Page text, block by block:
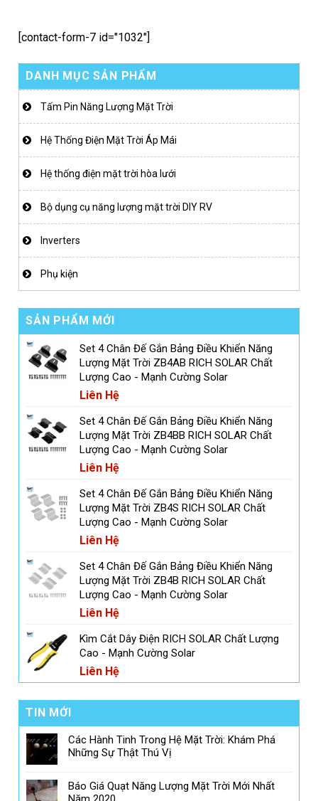
[contact-form-7 id="1032"]
DANH MỤC SẢN PHẨM
Tấm Pin Năng Lượng Mặt Trời
Hệ Thống Điện Mặt Trời Áp Mái
Hệ thống điện mặt trời hòa lưới
Bộ dụng cụ năng lượng mặt trời DIY RV
Inverters
Phụ kiện
SẢN PHẨM MỚI
Set 4 Chân Đế Gắn Bảng Điều Khiển Năng
Lượng Mặt Trời ZB4AB RICH SOLAR Chất
Lượng Cao - Mạnh Cường Solar
Liên Hệ
Set 4 Chân Đế Gắn Bảng Điều Khiển Năng
Lượng Mặt Trời ZB4BB RICH SOLAR Chất
Lượng Cao - Mạnh Cường Solar
Liên Hệ
Set 4 Chân Đế Gắn Bảng Điều Khiển Năng
Lượng Mặt Trời ZB4S RICH SOLAR Chất
Lượng Cao - Mạnh Cường Solar
Liên Hệ
Set 4 Chân Đế Gắn Bảng Điều Khiển Năng
Lượng Mặt Trời ZB4B RICH SOLAR Chất
Lượng Cao - Mạnh Cường Solar
Liên Hệ
Kìm Cắt Dây Điện RICH SOLAR Chất Lượng
Cao - Mạnh Cường Solar
Liên Hệ
TIN MỚI
Các Hành Tinh Trong Hệ Mặt Trời: Khám Phá
Những Sự Thật Thú Vị
Báo Giá Quạt Năng Lượng Mặt Trời Mới Nhất